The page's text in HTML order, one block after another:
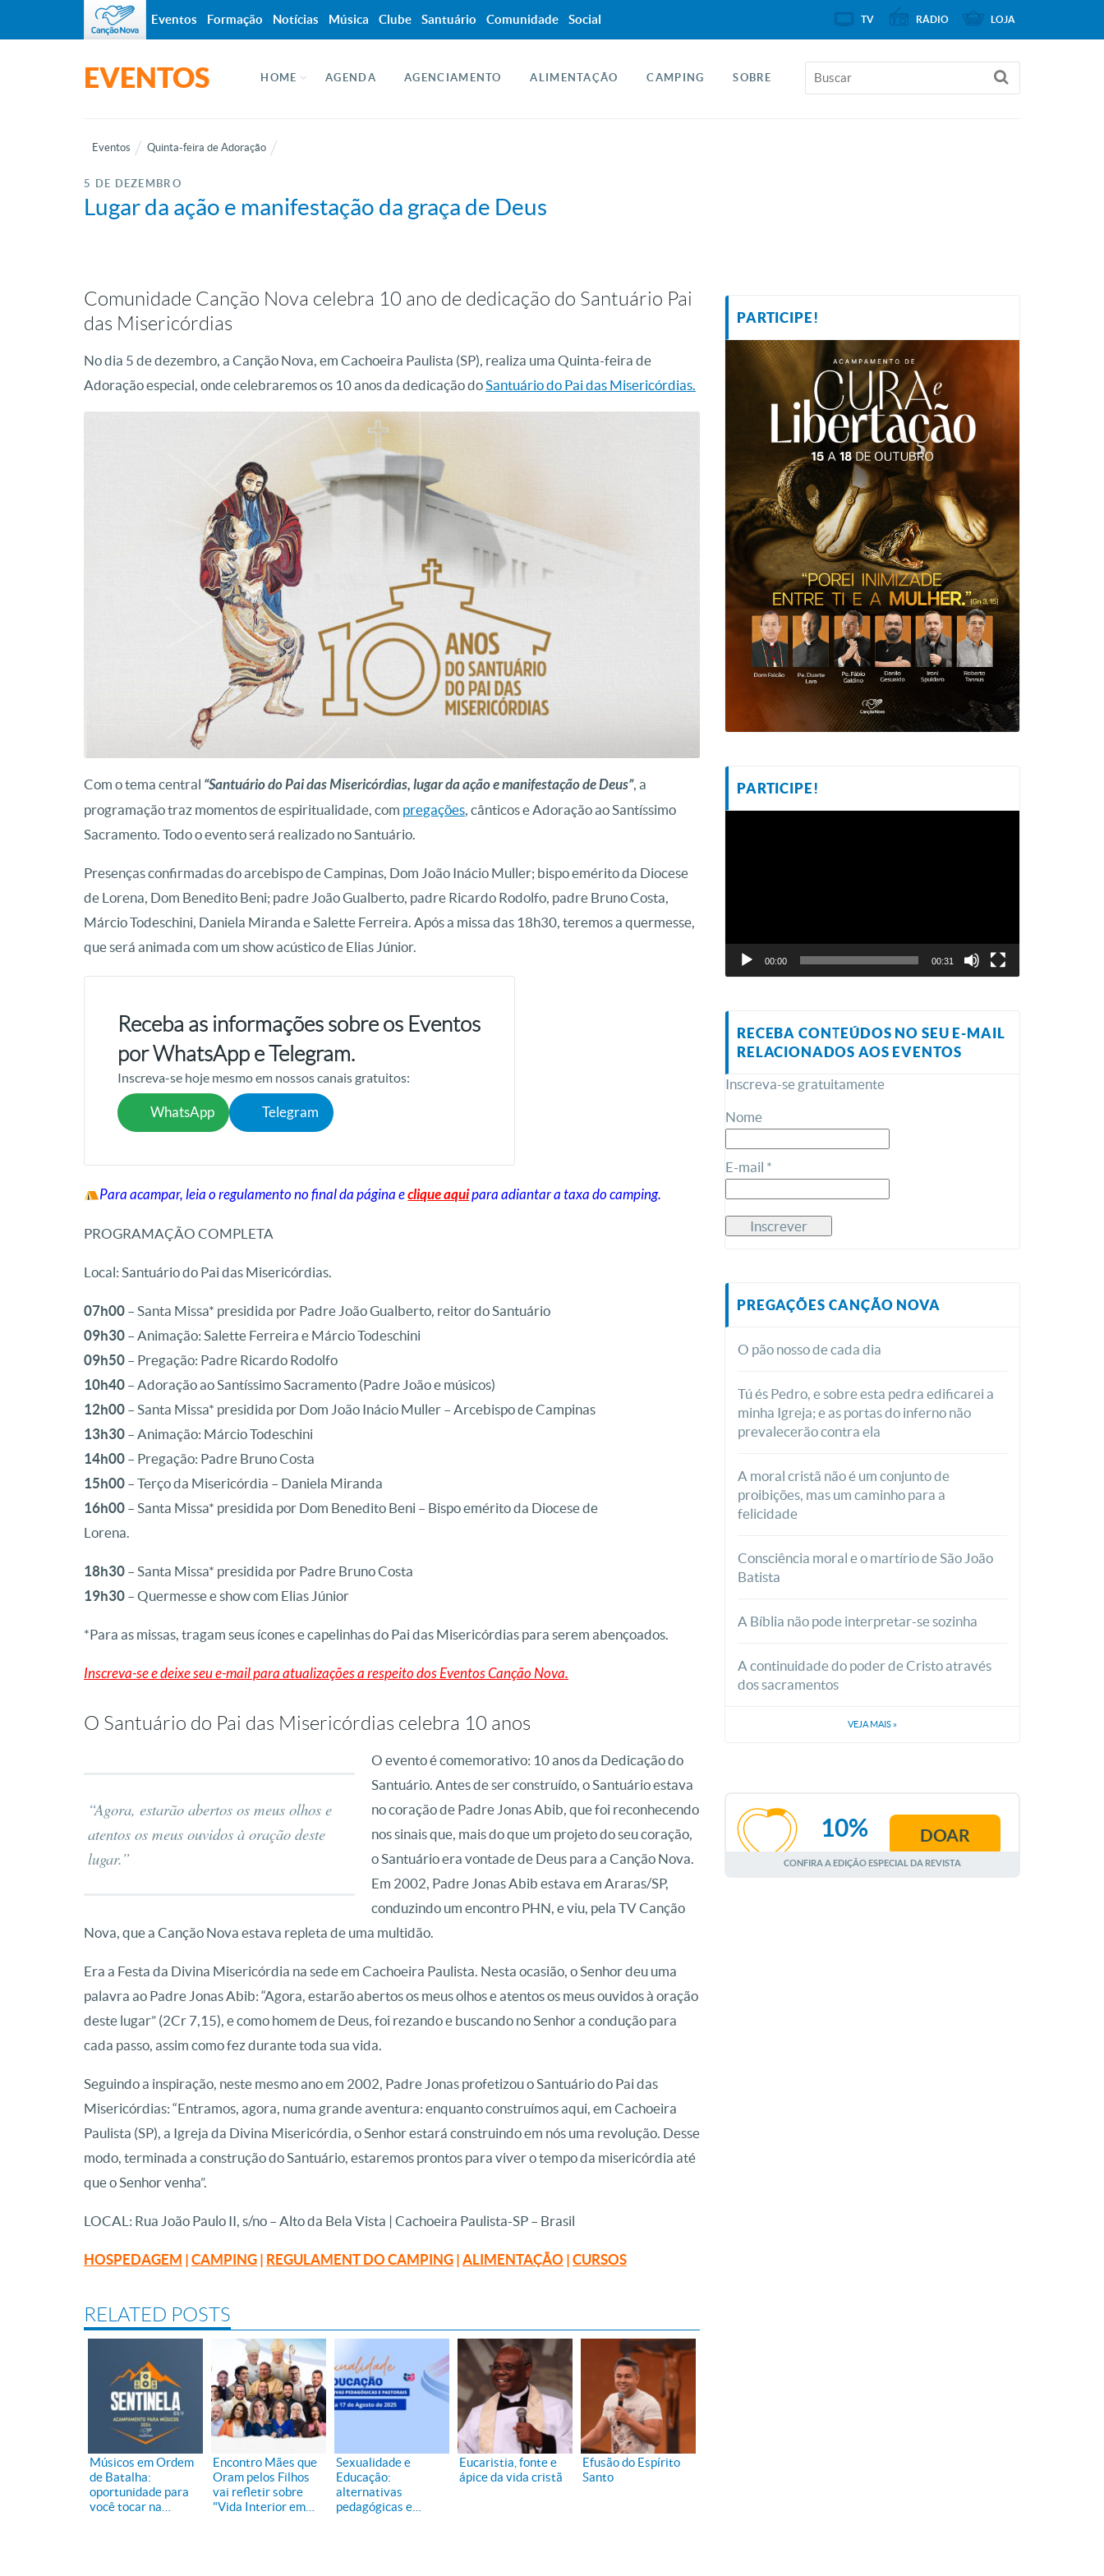
EVENTOS HOME AGENDA AGENCIAMENTO ALIMENTAÇÃO CAMPING SOBRE
Eventos Quinta-feira de Adoração
5 DE DEZEMBRO
Lugar da ação e manifestação da graça de Deus
Comunidade Canção Nova celebra 10 ano de dedicação do Santuário Pai
das Misericórdias
No dia 5 de dezembro, a Canção Nova, em Cachoeira Paulista (SP), realiza uma Quinta-feira de
Adoração especial, onde celebraremos os 10 anos da dedicação doSantuário do Pai das Misericórdias.
Com o tema central “Santuário do Pai das Misericórdias, lugar da ação e manifestação de Deus”, a
programação traz momentos de espiritualidade, com pregações, cânticos e Adoração ao Santíssimo
Sacramento. Todo o evento será realizado no Santuário.
Presenças confirmadas do arcebispo de Campinas, Dom João Inácio Muller; bispo emérito da Diocese
de Lorena, Dom Benedito Beni; padre João Gualberto, padre Ricardo Rodolfo, padre Bruno Costa,
Márcio Todeschini, Daniela Miranda e Salette Ferreira. Após a missa das 18h30, teremos a quermesse,
que será animada com um show acústico de Elias Júnior.
Receba as informações sobre os Eventos
por WhatsApp e Telegram.
Inscreva-se hoje mesmo em nossos canais gratuitos:
WhatsApp Telegram
Para acampar, leia o regulamento no final da página eclique aquipara adiantar a taxa do camping.
PROGRAMAÇÃO COMPLETA
Local: Santuário do Pai das Misericórdias.
07h00 – Santa Missa* presidida por Padre João Gualberto, reitor do Santuário
09h30 – Animação: Salette Ferreira e Márcio Todeschini
09h50 – Pregação: Padre Ricardo Rodolfo
10h40 – Adoração ao Santíssimo Sacramento (Padre João e músicos)
12h00 – Santa Missa* presidida por Dom João Inácio Muller – Arcebispo de Campinas
13h30 – Animação: Márcio Todeschini
14h00 – Pregação: Padre Bruno Costa
15h00 – Terço da Misericórdia – Daniela Miranda
16h00 – Santa Missa* presidida por Dom Benedito Beni – Bispo emérito da Diocese de
Lorena.
18h30 – Santa Missa* presidida por Padre Bruno Costa
19h30 – Quermesse e show com Elias Júnior
*Para as missas, tragam seus ícones e capelinhas do Pai das Misericórdias para serem abençoados.
Inscreva-se e deixe seu e-mail para atualizações a respeito dos Eventos Canção Nova.
O Santuário do Pai das Misericórdias celebra 10 anos
“Agora, estarão abertos os meus olhos e
atentos os meus ouvidos à oração deste
lugar.”
O evento é comemorativo: 10 anos da Dedicação do
Santuário. Antes de ser construído, o Santuário estava
no coração de Padre Jonas Abib, que foi reconhecendo
nos sinais que, mais do que um projeto do seu coração,
o Santuário era vontade de Deus para a Canção Nova.
Em 2002, Padre Jonas Abib estava em Araras/SP,
conduzindo um encontro PHN, e viu, pela TV Canção
Nova, que a Canção Nova estava repleta de uma multidão.
Era a Festa da Divina Misericórdia na sede em Cachoeira Paulista. Nesta ocasião, o Senhor deu uma
palavra ao Padre Jonas Abib: “Agora, estarão abertos os meus olhos e atentos os meus ouvidos à oração
deste lugar” (2Cr 7,15), e como homem de Deus, foi rezando e buscando no Senhor a condução para
cada passo, assim como fez durante toda sua vida.
Seguindo a inspiração, neste mesmo ano em 2002, Padre Jonas profetizou o Santuário do Pai das
Misericórdias: “Entramos, agora, numa grande aventura: enquanto construímos aqui, em Cachoeira
Paulista (SP), a Igreja da Divina Misericórdia, o Senhor estará construindo em nós uma revolução. Desse
modo, terminada a construção do Santuário, estaremos prontos para viver o tempo da misericórdia até
que o Senhor venha”.
LOCAL: Rua João Paulo II, s/no – Alto da Bela Vista | Cachoeira Paulista-SP – Brasil
HOSPEDAGEM | CAMPING | REGULAMENT DO CAMPING | ALIMENTAÇÃO | CURSOS
RELATED POSTS
Músicos em Ordem
de Batalha:
oportunidade para
você tocar na
Encontro Mães que
Oram pelos Filhos
vai refletir sobre
"Vida Interior em
Sexualidade e
Educação:
alternativas
pedagógicas e
Eucaristia, fonte e
ápice da vida cristã
Efusão do Espírito
Santo
PARTICIPE!
PARTICIPE!
00:00 00:31
RECEBA CONTEÚDOS NO SEU E-MAIL
RELACIONADOS AOS EVENTOS
Inscreva-se gratuitamente
Nome
E-mail *
PREGAÇÕES CANÇÃO NOVA
O pão nosso de cada dia
Tú és Pedro, e sobre esta pedra edificarei a
minha Igreja; e as portas do inferno não
prevalecerão contra ela
A moral cristã não é um conjunto de
proibições, mas um caminho para a
felicidade
Consciência moral e o martírio de São João
Batista
A Bíblia não pode interpretar-se sozinha
A continuidade do poder de Cristo através
dos sacramentos
VEJA MAIS »
AGOSTO
10% DOAR
CONFIRA A EDIÇÃO ESPECIAL DA REVISTA
Eventos Formação Notícias Música Clube Santuário Comunidade Social TV RÁDIO LOJA